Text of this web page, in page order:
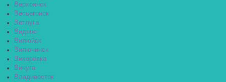
Верхоянск
Весьегонск
Ветлуга
Видное
Вилюйск
Вилючинск
Вихоревка
Вичуга
Владивосток